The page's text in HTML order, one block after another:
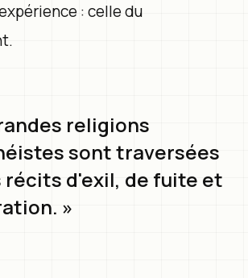
: celle du
religions
sont traversées
récits d'exil, de fuite et
»